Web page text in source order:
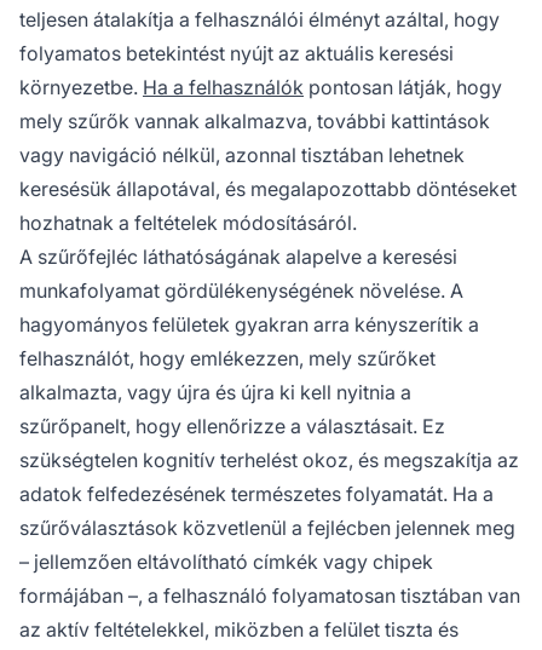
teljesen átalakítja a felhasználói élményt azáltal, hogy
folyamatos betekintést nyújt az aktuális keresési
környezetbe. Ha a felhasználók pontosan látják, hogy
mely szűrők vannak alkalmazva, további kattintások
vagy navigáció nélkül, azonnal tisztában lehetnek
keresésük állapotával, és megalapozottabb döntéseket
hozhatnak a feltételek módosításáról.
A szűrőfejléc láthatóságának alapelve a keresési
munkafolyamat gördülékenységének növelése. A
hagyományos felületek gyakran arra kényszerítik a
felhasználót, hogy emlékezzen, mely szűrőket
alkalmazta, vagy újra és újra ki kell nyitnia a
szűrőpanelt, hogy ellenőrizze a választásait. Ez
szükségtelen kognitív terhelést okoz, és megszakítja az
adatok felfedezésének természetes folyamatát. Ha a
szűrőválasztások közvetlenül a fejlécben jelennek meg
– jellemzően eltávolítható címkék vagy chipek
formájában –, a felhasználó folyamatosan tisztában van
az aktív feltételekkel, miközben a felület tiszta és